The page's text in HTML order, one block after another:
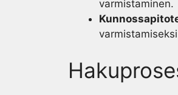
varmistaminen.